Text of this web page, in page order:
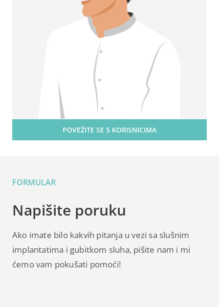
POVEŽITE SE S KORISNICIMA
FORMULAR
Napišite poruku
Ako imate bilo kakvih pitanja u vezi sa slušnim
implantatima i gubitkom sluha, pišite nam i mi
ćemo vam pokušati pomoći!